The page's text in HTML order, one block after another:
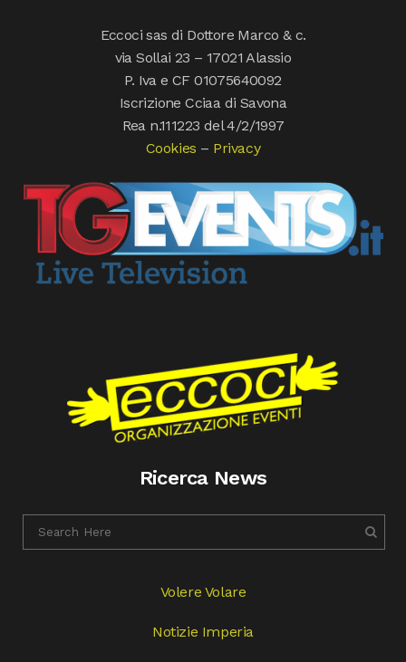
Eccoci sas di Dottore Marco & c.
via Sollai 23 – 17021 Alassio
P. Iva e CF 01075640092
Iscrizione Cciaa di Savona
Rea n.111223 del 4/2/1997
Cookies – Privacy
Ricerca News
Volere Volare
Notizie Imperia